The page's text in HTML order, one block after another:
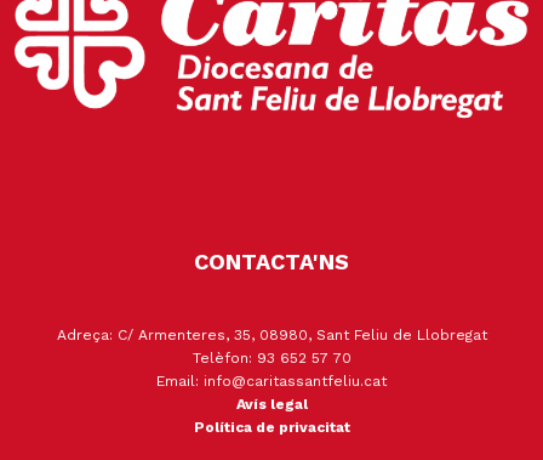
CONTACTA'NS
Adreça: C/ Armenteres, 35, 08980, Sant Feliu de Llobregat
Telèfon: 93 652 57 70
Email: info@caritassantfeliu.cat
Avís legal
Política de privacitat